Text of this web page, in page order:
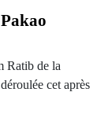
Ratib de la
cet après